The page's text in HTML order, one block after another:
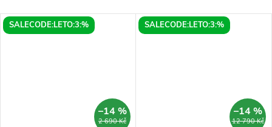
SALECODE:LETO:3:%
2 690 Kč
–14 %
SALECODE:LETO:3:%
12 790 Kč
–14 %